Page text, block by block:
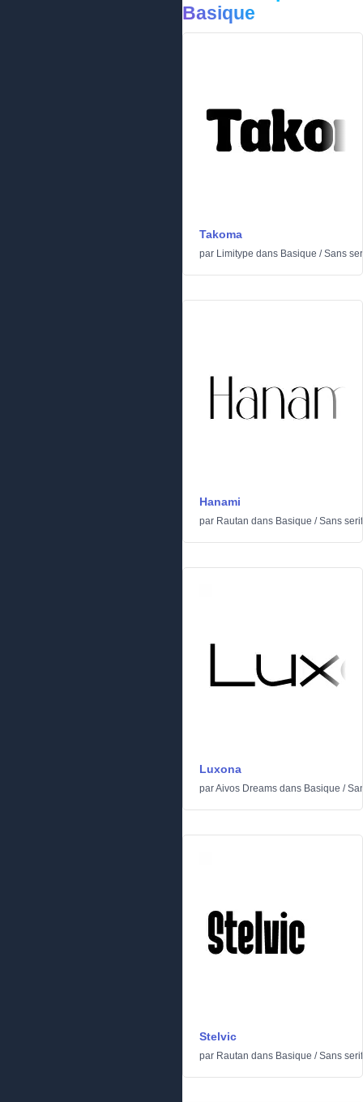
Basique
Takoma
par Limitype dans Basique /Sans
Hanami
par Rautan dans Basique /Sans serif
Luxona
parAivos Dreams dans Basique /
Stelvic
par Rautan dans Basique /Sans serif